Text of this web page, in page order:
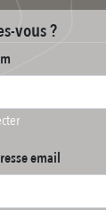
vous ?
email